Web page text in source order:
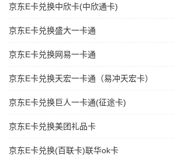
京东E卡兑换中欣卡(中欣通卡)
京东E卡兑换盛大一卡通
京东E卡兑换网易一卡通
京东E卡兑换天宏一卡通（易冲天宏卡）
京东E卡兑换巨人一卡通(征途卡)
京东E卡兑换美团礼品卡
京东E卡兑换(百联卡)联华ok卡